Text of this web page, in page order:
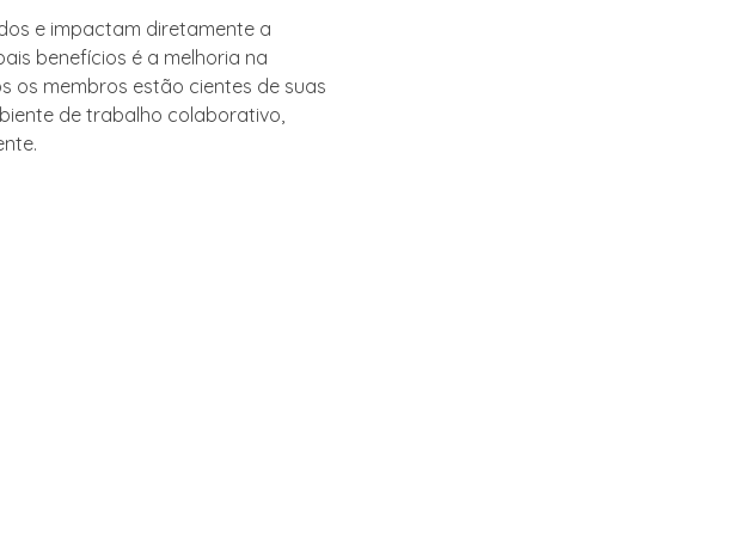
e impactam diretamente a
benefícios é a melhoria na
os membros estão cientes de suas
de trabalho colaborativo,